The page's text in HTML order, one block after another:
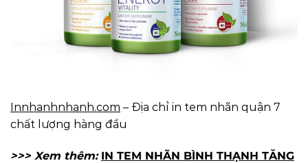
Innhanhnhanh.com – Địa chỉ in tem nhãn quận 7
chất lượng hàng đầu
>>> Xem thêm: IN TEM NHÃN BÌNH THẠNH TĂNG